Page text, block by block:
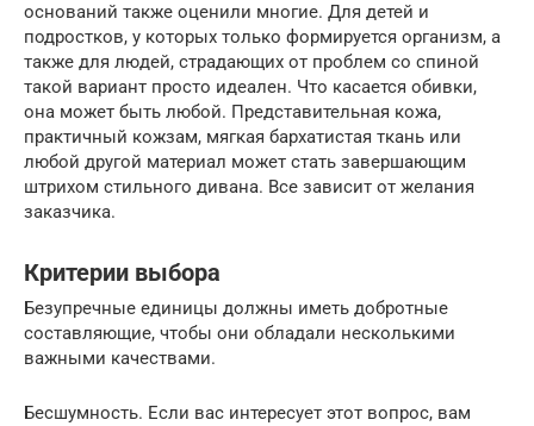
оснований также оценили многие. Для детей и
подростков, у которых только формируется организм, а
также для людей, страдающих от проблем со спиной
такой вариант просто идеален. Что касается обивки,
она может быть любой. Представительная кожа,
практичный кожзам, мягкая бархатистая ткань или
любой другой материал может стать завершающим
штрихом стильного дивана. Все зависит от желания
заказчика.
Критерии выбора
Безупречные единицы должны иметь добротные
составляющие, чтобы они обладали несколькими
важными качествами.
Бесшумность. Если вас интересует этот вопрос, вам